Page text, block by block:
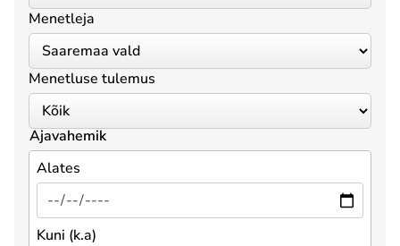
Menetleja
Menetluse tulemus
Ajavahemik
Alates
Kuni (k.a)